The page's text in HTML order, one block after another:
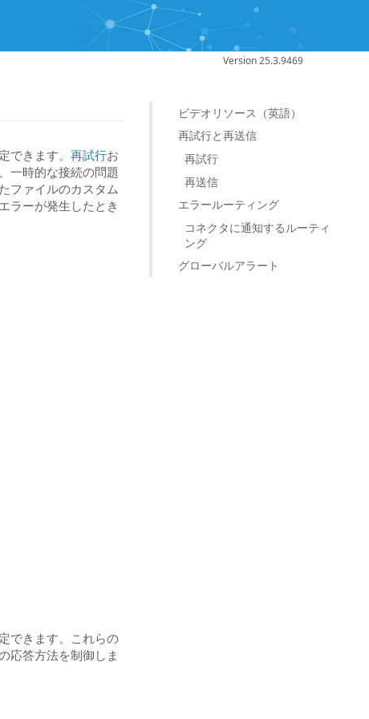
Version 25.3.9469
ビデオリソース（英語）
再試行と再送信
再試行
再送信
エラールーティング
コネクタに通知するルーティ
ング
グローバルアラート
きます。 再試行お
一時的な接続の問題
ファイルのカスタム
ラーが発生したとき
できます。これらの
応答方法を制御しま